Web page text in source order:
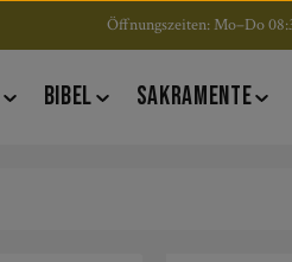
Öffnungszeiten: Mo–Do
BIBEL SAKRAMENTE